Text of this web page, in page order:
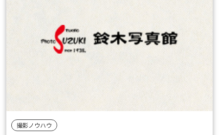
撮影ノウハウ